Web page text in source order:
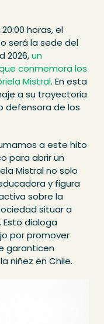
horas, el
será la sede del
2026,un
conmemora los
Mistral. En esta
a su trayectoria
defensora de los
a este hito
para abrir un
Mistral no solo
y figura
sobre la
situar a
Esto dialoga
por promover
garanticen
niñez en Chile.